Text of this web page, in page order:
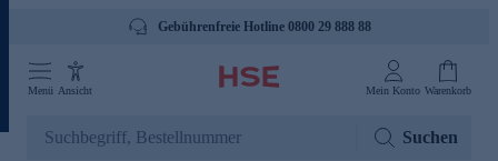
Gebührenfreie Hotline 0800 29 888 88
Menü Ansicht Mein Konto Warenkorb
Suchen